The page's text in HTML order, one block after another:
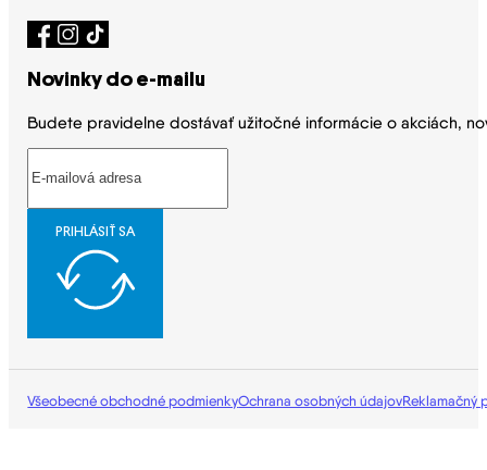
Novinky do e-mailu
Budete pravidelne dostávať užitočné informácie o akciách,
PRIHLÁSIŤ SA
Všeobecné obchodné podmienkyOchrana osobných údajovReklamačný